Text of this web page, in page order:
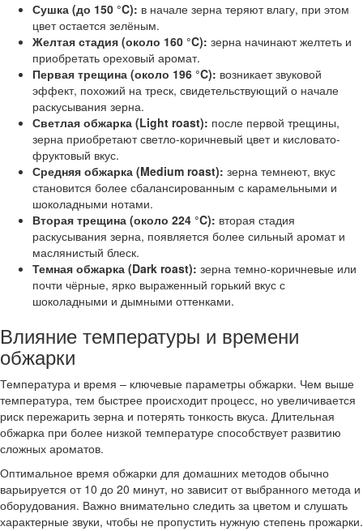
Сушка (до 150 °C): в начале зерна теряют влагу, при этом
цвет остается зелёным.
Желтая стадия (около 160 °C): зерна начинают желтеть и
приобретать ореховый аромат.
Первая трещина (около 196 °C): возникает звуковой
эффект, похожий на треск, свидетельствующий о начале
раскусывания зерна.
Светлая обжарка (Light roast): после первой трещины,
зерна приобретают светло-коричневый цвет и кисловато-
фруктовый вкус.
Средняя обжарка (Medium roast): зерна темнеют, вкус
становится более сбалансированным с карамельными и
шоколадными нотами.
Вторая трещина (около 224 °C): вторая стадия
раскусывания зерна, появляется более сильный аромат и
маслянистый блеск.
Темная обжарка (Dark roast): зерна темно-коричневые или
почти чёрные, ярко выраженный горький вкус с
шоколадными и дымными оттенками.
Влияние температуры и времени
обжарки
Температура и время – ключевые параметры обжарки. Чем выше
температура, тем быстрее происходит процесс, но увеличивается
риск пережарить зерна и потерять тонкость вкуса. Длительная
обжарка при более низкой температуре способствует развитию
сложных ароматов.
Оптимальное время обжарки для домашних методов обычно
варьируется от 10 до 20 минут, но зависит от выбранного метода и
оборудования. Важно внимательно следить за цветом и слушать
характерные звуки, чтобы не пропустить нужную степень прожарки.